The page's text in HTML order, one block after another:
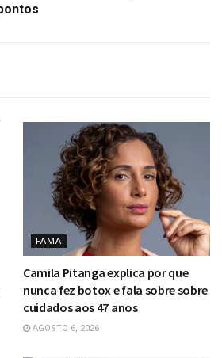
FAMA
Camila Pitanga explica por que
nunca fez botox e fala sobre sobre
cuidados aos 47 anos
AGOSTO 6, 2026